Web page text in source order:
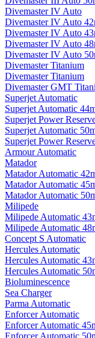
Divemaster IV Auto
Divemaster IV Auto
Divemaster IV Auto
Divemaster IV Auto
Divemaster IV Auto
Divemaster Titanium
Divemaster Titanium
Divemaster GMT
Superjet Automatic
Superjet Automatic
Superjet Power
Superjet Automatic
Superjet Power
Armour Automatic
Matador
Matador Automatic
Matador Automatic
Matador Automatic
Milipede
Milipede Automatic
Milipede Automatic
Concept S Automatic
Hercules Automatic
Hercules Automatic
Hercules Automatic
Bioluminescence
Sea Charger
Parma Automatic
Enforcer Automatic
Enforcer Automatic
Enforcer Automatic